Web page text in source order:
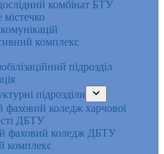
комбінат БТУ
містечко
комплекс
підрозділ
підрозділи
фаховий коледж харчової
ДБТУ
фаховий коледж ДБТУ
комплекс